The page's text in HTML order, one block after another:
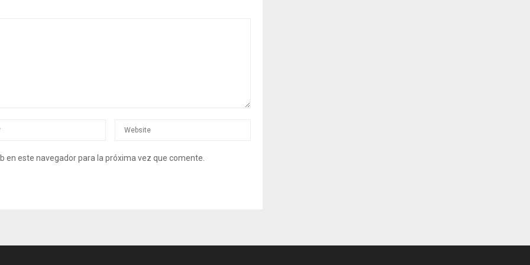
este navegador para la próxima vez que comente.